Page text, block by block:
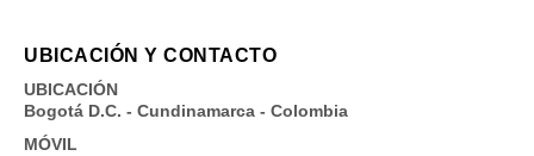
UBICACIÓN Y CONTACTO
UBICACIÓN
Bogotá D.C. - Cundinamarca - Colombia
MÓVIL